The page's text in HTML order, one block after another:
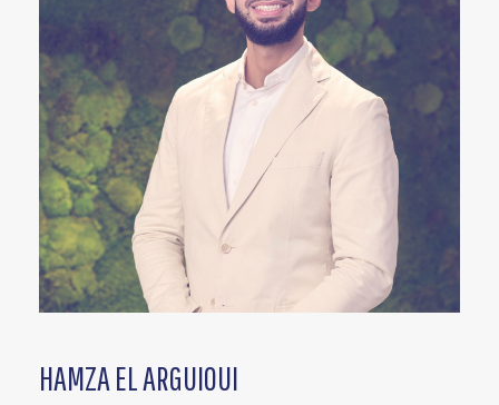
HAMZA EL ARGUIOUI